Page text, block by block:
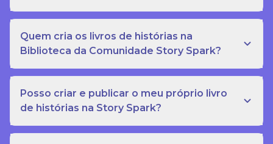
Quem cria os livros de histórias na
Biblioteca da Comunidade Story Spark?
Posso criar e publicar o meu próprio livro
de histórias na Story Spark?